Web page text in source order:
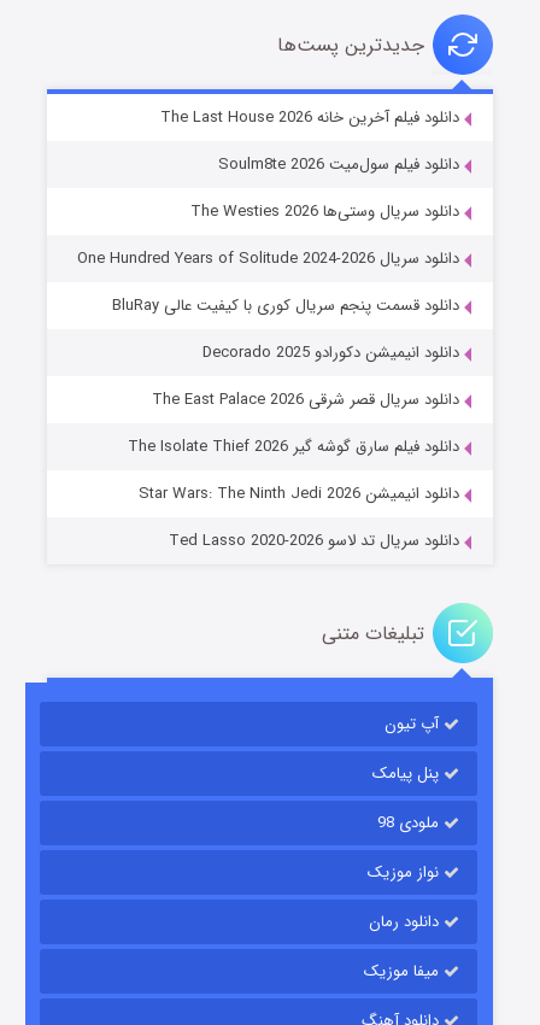
خاندان اژدها فصل ۳
جادوگری در مغولستان
قسمت۱۴ (زیرنویس) منتشر شد
جدیدترین پست‌ها
دانلود فیلم آخرین خانه The Last House 2026
دانلود فیلم سول‌میت Soulm8te 2026
دانلود سریال وستی‌ها The Westies 2026
دانلود سریال One Hundred Years of Solitude 2024-2026
دانلود قسمت پنجم سریال کوری با کیفیت عالی BluRay
دانلود انیمیشن دکورادو Decorado 2025
دانلود سریال قصر شرقی The East Palace 2026
دانلود فیلم سارق گوشه گیر The Isolate Thief 2026
دانلود انیمیشن Star Wars: The Ninth Jedi 2026
دانلود سریال تد لاسو Ted Lasso 2020-2026
تبلیغات متنی
آپ تیون
پنل پیامک
ملودی 98
نواز موزیک
دانلود رمان
میفا موزیک